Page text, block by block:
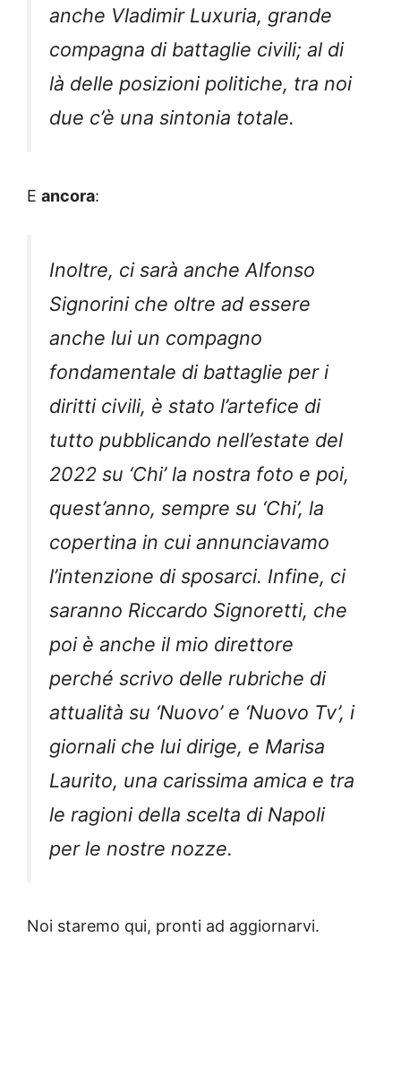
anche Vladimir Luxuria, grande
compagna di battaglie civili; al di
là delle posizioni politiche, tra noi
due c’è una sintonia totale.
E ancora:
Inoltre, ci sarà anche Alfonso
Signorini che oltre ad essere
anche lui un compagno
fondamentale di battaglie per i
diritti civili, è stato l’artefice di
tutto pubblicando nell’estate del
2022 su ‘Chi’ la nostra foto e poi,
quest’anno, sempre su ‘Chi’, la
copertina in cui annunciavamo
l’intenzione di sposarci. Infine, ci
saranno Riccardo Signoretti, che
poi è anche il mio direttore
perché scrivo delle rubriche di
attualità su ‘Nuovo’ e ‘Nuovo Tv’, i
giornali che lui dirige, e Marisa
Laurito, una carissima amica e tra
le ragioni della scelta di Napoli
per le nostre nozze.
Noi staremo qui, pronti ad aggiornarvi.